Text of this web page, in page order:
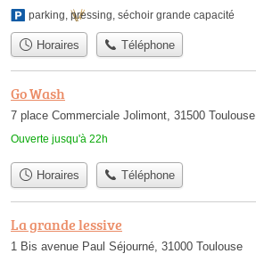
parking pressing séchoir grande capacité
Horaires Téléphone
Go Wash
7 place Commerciale Jolimont, 31500 Toulouse
Ouverte jusqu'à 22h
Horaires Téléphone
La grande lessive
1 Bis avenue Paul Séjourné, 31000 Toulouse